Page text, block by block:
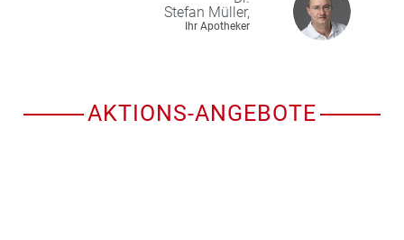
Stefan Müller,
Ihr Apotheker
AKTIONS-ANGEBOTE